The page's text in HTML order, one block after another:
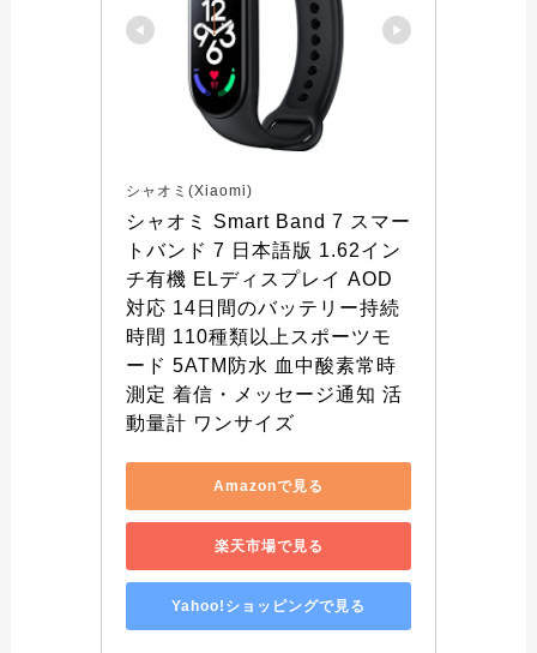
シャオミ(Xiaomi)
シャオミ Smart Band 7 スマー
トバンド 7 日本語版 1.62イン
チ有機 ELディスプレイ AOD
対応 14日間のバッテリー持続
時間 110種類以上スポーツモ
ード 5ATM防水 血中酸素常時
測定 着信・メッセージ通知 活
動量計 ワンサイズ
Amazonで見る
楽天市場で見る
Yahoo!ショッピングで見る